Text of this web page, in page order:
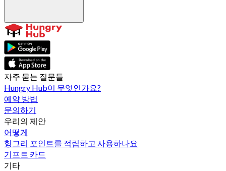
자주 묻는 질문들
Hungry Hub이 무엇인가요?
예약 방법
문의하기
우리의 제안
어떻게
헝그리 포인트를 적립하고 사용하나요
기프트 카드
기타